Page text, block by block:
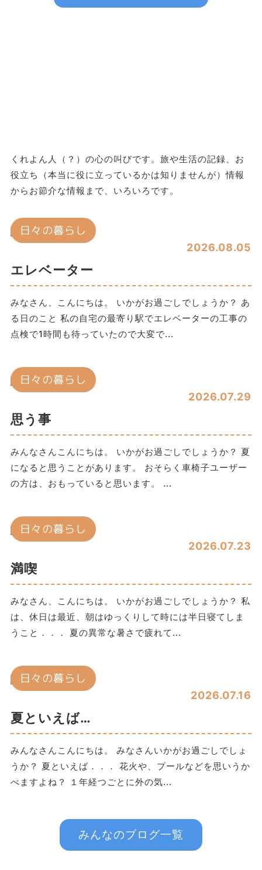
くれよん人（？）の心の叫びです。旅や生活の記録、お
役立ち（本当に役に立っているかは知りませんが）情報
からお節介な情報まで、いろいろです。
2026.08.05
日々の暮らし
エレベーター
みなさん、こんにちは。 いかがお過ごしでしょうか？ あ
る日のこと 私の自宅の最寄り駅でエレベーターの工事の
点検で1時間も待っていたので大変で...
2026.07.29
日々の暮らし
思う事
みんなさんこんにちは。 いかがお過ごしでしょうか？ 夏
になると思うことがあります。 おそらく車椅子ユーザー
の方は、おもっていると思います。 ...
2026.07.23
日々の暮らし
満喫
みなさん、こんにちは。 いかがお過ごしでしょうか？ 私
は、休日は最近、朝はゆっくりして時には半日寝てしま
うこと．．． 夏の異常な暑さで疲れて...
2026.07.16
日々の暮らし
夏といえば…
みんなさんこんにちは。 みなさんいかがお過ごしでしょ
うか？ 夏といえば．．． 花火や、プールなどを思いうか
べますよね？ １年経つごとに外の気...
みんなのブログ一覧